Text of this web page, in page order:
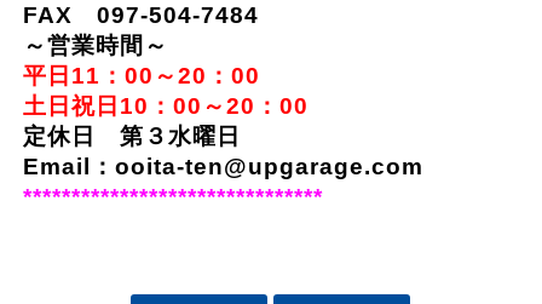
FAX 097-504-7484
～営業時間～
平日11：00～20：00
土日祝日10：00～20：00
定休日 第３水曜日
Email：ooita-ten@upgarage.com
*******************************